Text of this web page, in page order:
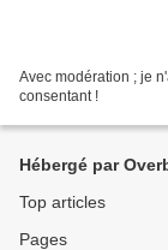
Avec modération ; je
consentant !
Hébergé par
Top articles
Pages